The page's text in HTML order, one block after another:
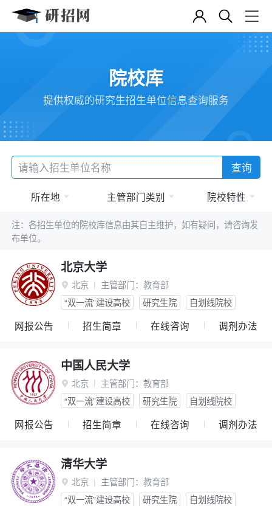
院校库
提供权威的研究生招生单位信息查询服务
查询
所在地 主管部门类别 院校特性
注：各招生单位的院校库信息由其自主维护，如有疑问，请咨询发
布单位。
北京大学
 北京 主管部门： 教育部
“双一流”建设高校
研究生院 自划线院校
网报公告 招生简章 在线咨询 调剂办法
中国人民大学
 北京 主管部门： 教育部
“双一流”建设高校
研究生院 自划线院校
网报公告 招生简章 在线咨询 调剂办法
清华大学
 北京 主管部门： 教育部
“双一流”建设高校
研究生院 自划线院校